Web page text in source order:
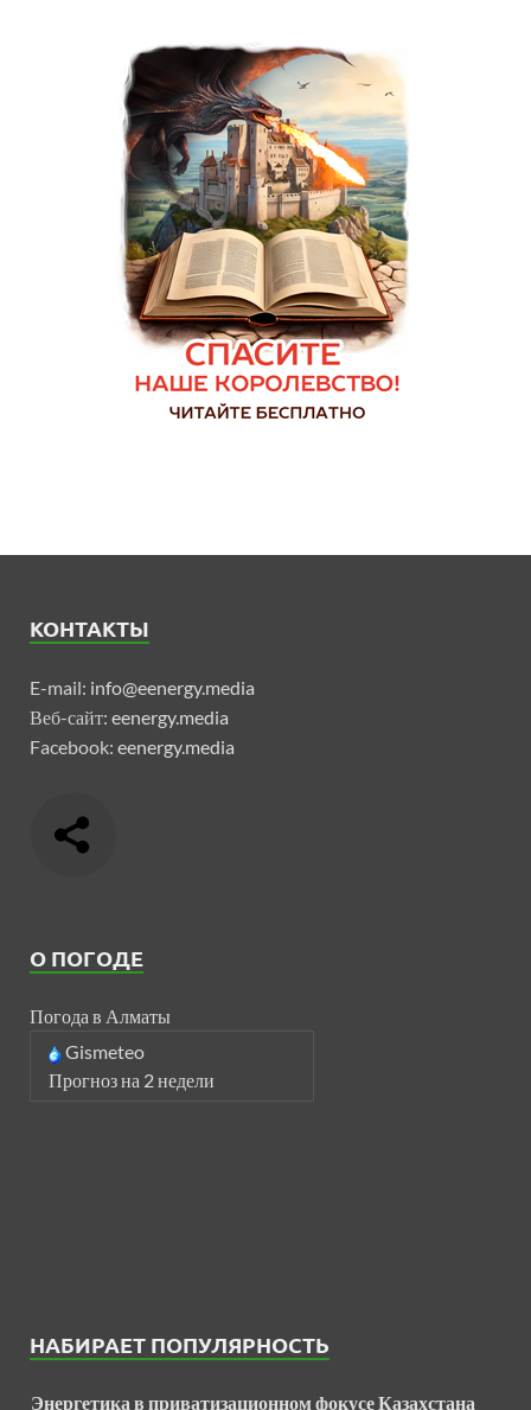
КОНТАКТЫ
E-mail: info@eenergy.media
Веб-сайт: eenergy.media
Facebook: eenergy.media
О ПОГОДЕ
Погода в Алматы
Gismeteo
Прогноз на 2 недели
НАБИРАЕТ ПОПУЛЯРНОСТЬ
Энергетика в приватизационном фокусе Казахстана